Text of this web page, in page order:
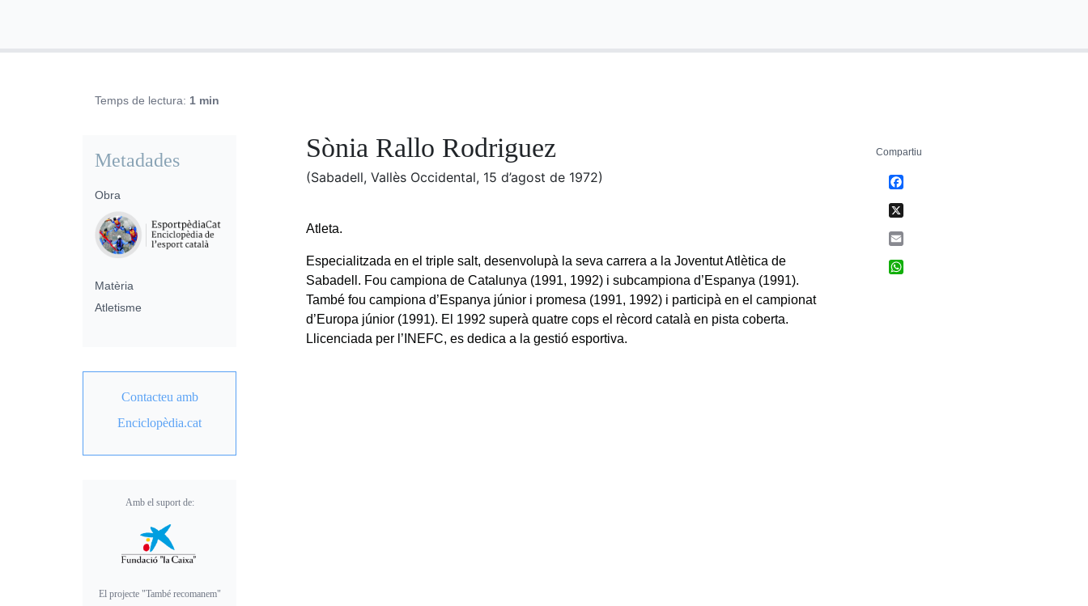
Temps de lectura: 1 min
Sònia Rallo Rodriguez
(Sabadell, Vallès Occidental, 15 d’agost de 1972)
Atleta.
Especialitzada en el triple salt, desenvolupà la seva carrera a la Joventut Atlètica de
Sabadell. Fou campiona de Catalunya (1991, 1992) i subcampiona d’Espanya (1991).
També fou campiona d’Espanya júnior i promesa (1991, 1992) i participà en el campionat
d’Europa júnior (1991). El 1992 superà quatre cops el rècord català en pista coberta.
Llicenciada per l’INEFC, es dedica a la gestió esportiva.
Metadades
Obra
Matèria
Atletisme
Contacteu amb
Enciclopèdia.cat
Amb el suport de:
El projecte "També recomanem"
Compartiu